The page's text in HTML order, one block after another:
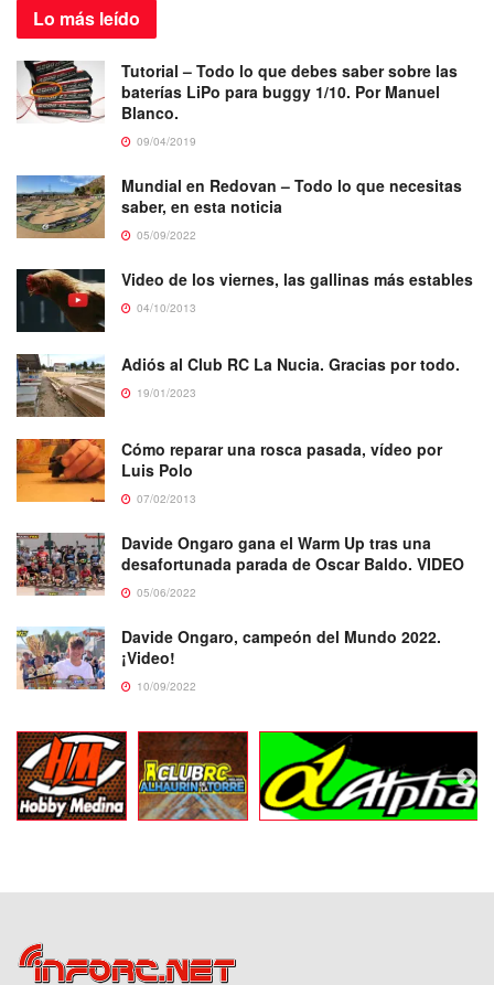
Lo más leído
Tutorial – Todo lo que debes saber sobre las
baterías LiPo para buggy 1/10. Por Manuel
Blanco.
09/04/2019
Mundial en Redovan – Todo lo que necesitas
saber, en esta noticia
05/09/2022
Video de los viernes, las gallinas más estables
04/10/2013
Adiós al Club RC La Nucia. Gracias por todo.
19/01/2023
Cómo reparar una rosca pasada, vídeo por
Luis Polo
07/02/2013
Davide Ongaro gana el Warm Up tras una
desafortunada parada de Oscar Baldo. VIDEO
05/06/2022
Davide Ongaro, campeón del Mundo 2022.
¡Video!
10/09/2022